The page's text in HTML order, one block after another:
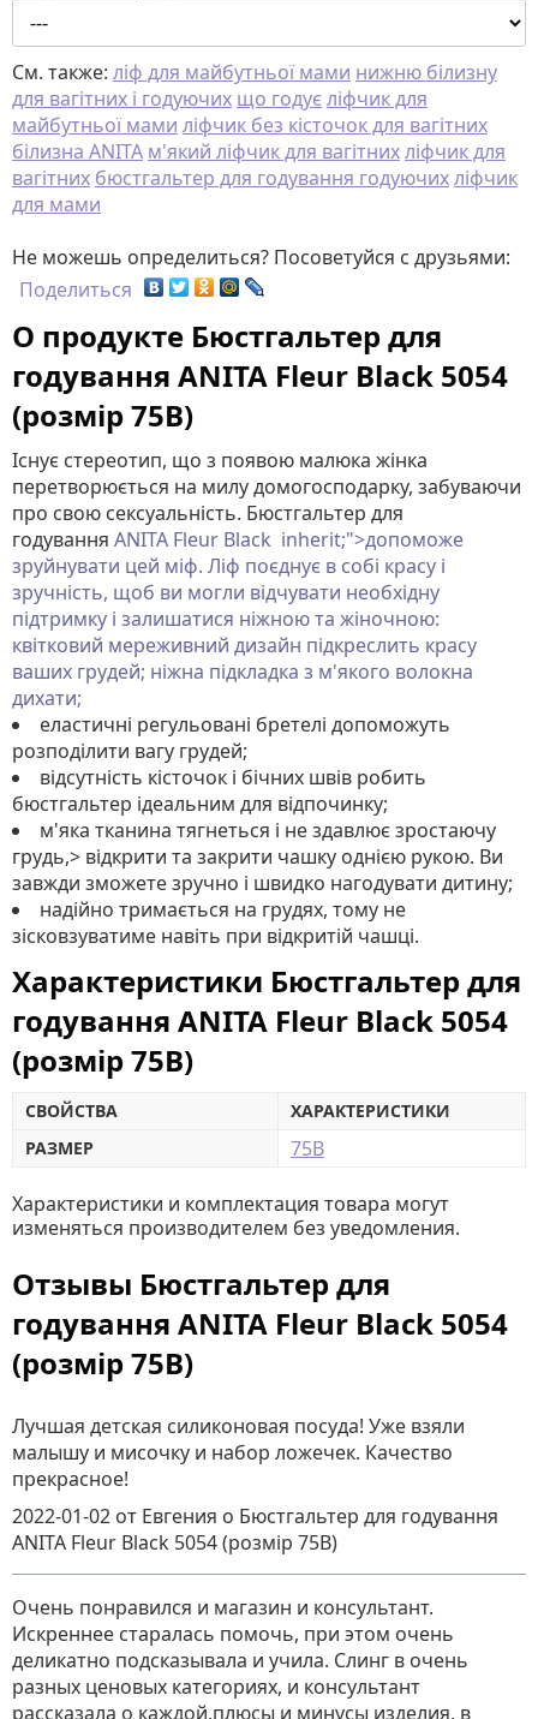
См. также: ліф для майбутньої мами нижню білизну
для вагітних і годуючих що годує ліфчик для
майбутньої мами ліфчик без кісточок для вагітних
білизна ANITA м'який ліфчик для вагітнихліфчик для
вагітних бюстгальтер для годування годуючихліфчик
для мами
Не можешь определиться? Посоветуйся с друзьями:
Поделиться
О продукте Бюстгальтер для
годування ANITA Fleur Black 5054
(розмір 75B)
Існує стереотип, що з появою малюка жінка
перетворюється на милу домогосподарку, забуваючи
про свою сексуальність. Бюстгальтер для
годування ANITA Fleur Black inherit;">допоможе
зруйнувати цей міф. Ліф поєднує в собі красу і
зручність, щоб ви могли відчувати необхідну
підтримку і залишатися ніжною та жіночною:
квітковий мереживний дизайн підкреслить красу
ваших грудей; ніжна підкладка з м'якого волокна
дихати;
еластичні регульовані бретелі допоможуть
розподілити вагу грудей;
відсутність кісточок і бічних швів робить
бюстгальтер ідеальним для відпочинку;
м'яка тканина тягнеться і не здавлює зростаючу
грудь,> відкрити та закрити чашку однією рукою. Ви
завжди зможете зручно і швидко нагодувати дитину;
надійно тримається на грудях, тому не
зісковзуватиме навіть при відкритій чашці.
Характеристики Бюстгальтер для
годування ANITA Fleur Black 5054
(розмір 75B)
СВОЙСТВА
ХАРАКТЕРИСТИКИ
РАЗМЕР
75B
Характеристики и комплектация товара могут
изменяться производителем без уведомления.
Отзывы Бюстгальтер для
годування ANITA Fleur Black 5054
(розмір 75B)
Лучшая детская силиконовая посуда! Уже взяли
малышу и мисочку и набор ложечек. Качество
прекрасное!
2022-01-02 от Евгения о Бюстгальтер для годування
ANITA Fleur Black 5054 (розмір 75B)
Очень понравился и магазин и консультант.
Искреннее старалась помочь, при этом очень
деликатно подсказывала и учила. Слинг в очень
разных ценовых категориях, и консультант
рассказала о каждой,плюсы и минусы изделия, в